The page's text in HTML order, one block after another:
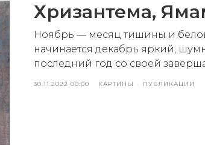
Хризантема,
Ноябрь — месяц тишины и
начинается декабрь яркий,
последний год со своей
30.11.2022 00:00 КАРТИНЫ ПУБЛИКАЦИИ